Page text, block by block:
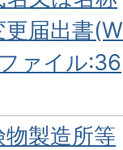
更届出書(W
ァイル:36
物製造所等